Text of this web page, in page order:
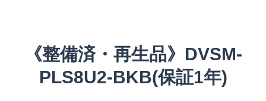
《整備済・再生品》DVSM-
PLS8U2-BKB(保証1年)